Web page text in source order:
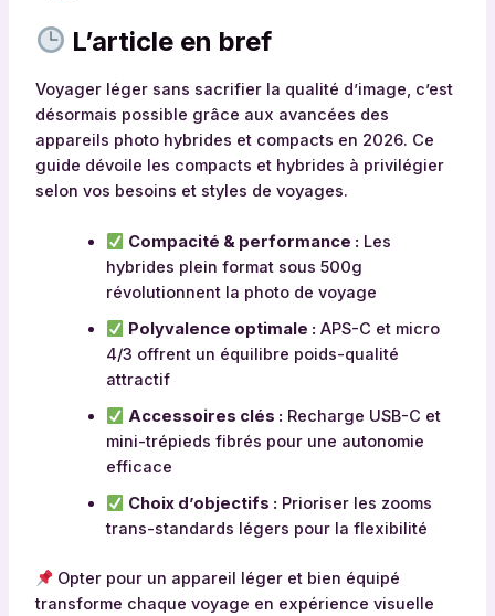
L’article en bref
Voyager léger sans sacrifier la qualité d’image, c’est
désormais possible grâce aux avancées des
appareils photo hybrides et compacts en 2026. Ce
guide dévoile les compacts et hybrides à privilégier
selon vos besoins et styles de voyages.
Compacité & performance : Les
hybrides plein format sous 500g
révolutionnent la photo de voyage
Polyvalence optimale : APS-C et micro
4/3 offrent un équilibre poids-qualité
attractif
Accessoires clés : Recharge USB-C et
mini-trépieds fibrés pour une autonomie
efficace
Choix d’objectifs : Prioriser les zooms
trans-standards légers pour la flexibilité
Opter pour un appareil léger et bien équipé
transforme chaque voyage en expérience visuelle